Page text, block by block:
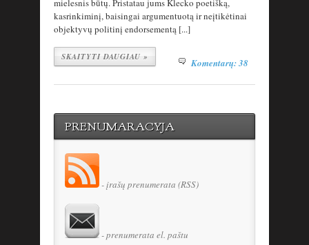
mielesnis būtų. Pristatau jums Klecko poetišką,
kasrinkiminį, baisingai argumentuotą ir neįtikėtinai
objektyvų politinį endorsementą [...]
SKAITYTI DAUGIAU » Komentarų: 38
PRENUMARACYJA
- įrašų prenumerata (RSS)
- prenumerata el. paštu